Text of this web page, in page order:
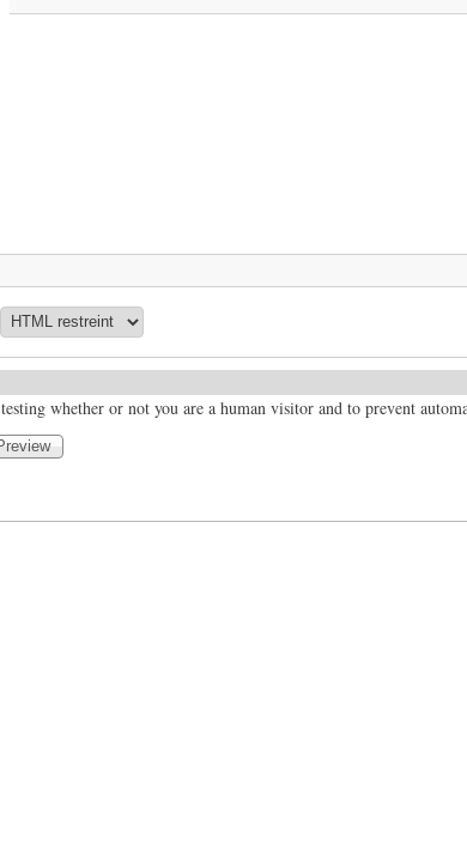
whether or not you are a human visitor and to prevent